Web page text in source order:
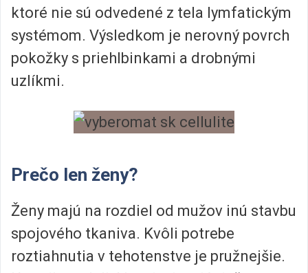
ktoré nie sú odvedené z tela lymfatickým
systémom. Výsledkom je nerovný povrch
pokožky s priehlbinkami a drobnými
uzlíkmi.
Prečo len ženy?
Ženy majú na rozdiel od mužov inú stavbu
spojového tkaniva. Kvôli potrebe
roztiahnutia v tehotenstve je pružnejšie.